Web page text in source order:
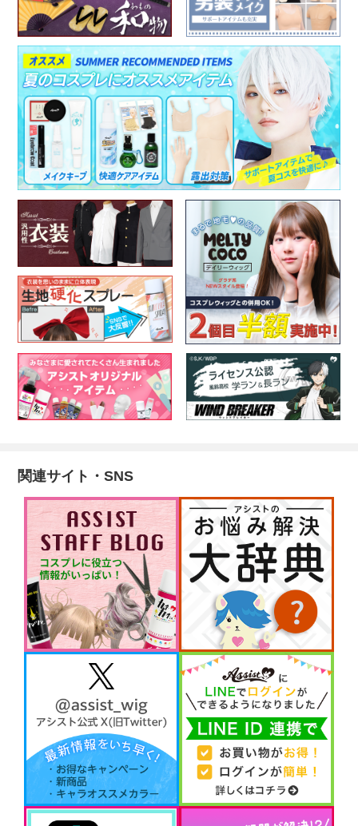
関連サイト・SNS